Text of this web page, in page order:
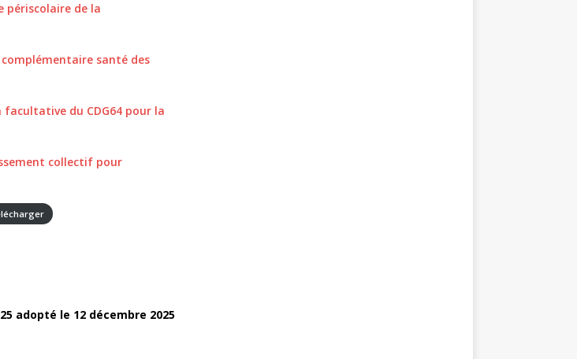
périscolaire de la
santé des
du CDG64 pour la
collectif pour
adopté le 12 décembre 2025